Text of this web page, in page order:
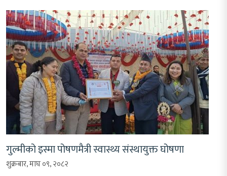
गुल्मीको इस्मा पोषणमैत्री स्वास्थ्य संस्थायुक्त घोषणा
शुक्रबार, माघ ०९, २०८२